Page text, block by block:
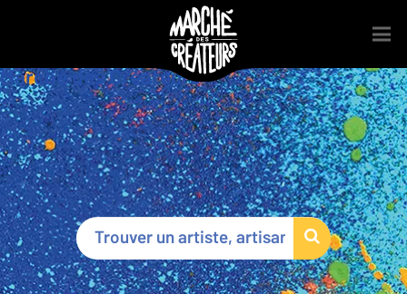
Marché des Créateurs®